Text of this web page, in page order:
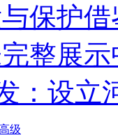
保护
完整展
：设
级